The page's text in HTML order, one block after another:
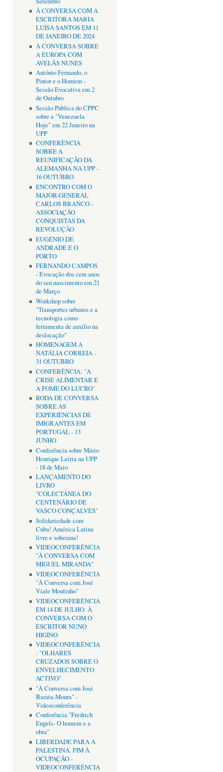
À CONVERSA COM A
ESCRITORA MARIA
LUÍSA SANTOS EM 11
DE JANEIRO DE 2024
À CONVERSA SOBRE
A EUROPA COM
AVELÃS NUNES
António Fernando, o
Pintor e o Homem -
Sessão Evocativa em 2
de Outubro
Sessão Pública do CPPC
sobre a "Venezuela
Hoje" em 22 Janeiro na
UPP
CONFERÊNCIA
SOBRE A
REUNIFICAÇÃO DA
ALEMANHA NA UPP -
16 OUTUBRO
ENCONTRO COM O
MAJOR-GENERAL
CARLOS BRANCO -
ASSOCIAÇÃO
CONQUISTAS DA
REVOLUÇÃO
EUGÉNIO DE
ANDRADE E O
PORTO
FERNANDO CAMPOS
- Evocação dos cem anos
do seu nascimento em 21
de Março
Workshop sobre
"Transportes urbanos e a
tecnologia como
ferramenta de auxílio na
deslocação"
HOMENAGEM A
NATÁLIA CORREIA -
31 OUTUBRO
CONFERÊNCIA: "A
CRISE ALIMENTAR E
A FOME DO LUCRO"
RODA DE CONVERSA
SOBRE AS
EXPERIÊNCIAS DE
IMIGRANTES EM
PORTUGAL - 13
JUNHO
Conferência sobre Mário
Henrique Leiria na UPP
- 18 de Maio
LANÇAMENTO DO
LIVRO
"COLECTÂNEA DO
CENTENÁRIO DE
VASCO CONÇALVES"
Solidariedade com
Cuba! América Latina
livre e soberana!
VIDEOCONFERÊNCIA
"À CONVERSA COM
MIGUEL MIRANDA"
VIDEOCONFERÊNCIA
"À Conversa com José
Viale Moutinho"
VIDEOCONFERÊNCIA
EM 14 DE JULHO: À
CONVERSA COM O
ESCRITOR NUNO
HIGINO
VIDEOCONFERÊNCIA
: "OLHARES
CRUZADOS SOBRE O
ENVELHECIMENTO
ACTIVO"
"À Conversa com José
Barata-Moura" -
Videoconferência
Conferência "Fredrich
Engels- O homem e a
obra"
LIBERDADE PARA A
PALESTINA. FIM À
OCUPAÇÃO -
VIDEOCONFERÊNCIA